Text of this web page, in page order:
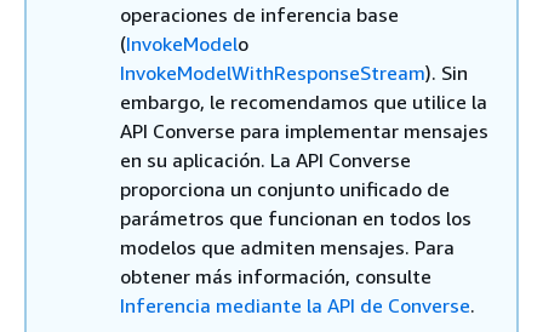
operaciones de inferencia base
(InvokeModelo
InvokeModelWithResponseStream). Sin
embargo, le recomendamos que utilice la
API Converse para implementar mensajes
en su aplicación. La API Converse
proporciona un conjunto unificado de
parámetros que funcionan en todos los
modelos que admiten mensajes. Para
obtener más información, consulte
Inferencia mediante la API de Converse.